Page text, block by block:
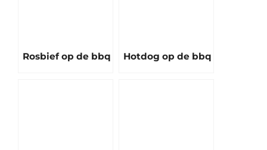
Rosbief op de bbq Hotdog op de bbq